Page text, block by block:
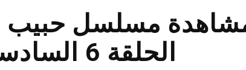
الحلقة 6 السادسة مترجمة كاملة